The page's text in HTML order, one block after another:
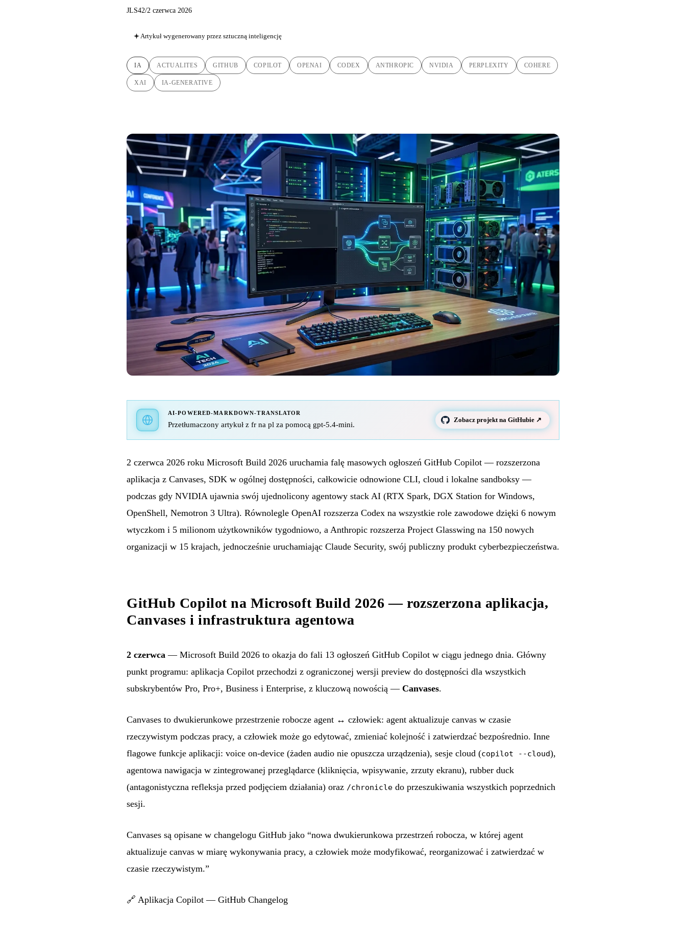
JLS42/2 czerwca 2026
Artykuł wygenerowany przez sztuczną inteligencję
IA ACTUALITES GITHUB COPILOT OPENAI CODEX ANTHROPIC NVIDIA PERPLEXITY COHERE
XAI IA-GENERATIVE
AI-POWERED-MARKDOWN-TRANSLATOR
Przetłumaczony artykuł z fr na pl za pomocą gpt-5.4-mini.
Zobacz projekt na GitHubie ↗
2 czerwca 2026 roku Microsoft Build 2026 uruchamia falę masowych ogłoszeń GitHub Copilot — rozszerzona
aplikacja z Canvases, SDK w ogólnej dostępności, całkowicie odnowione CLI, cloud i lokalne sandboksy —
podczas gdy NVIDIA ujawnia swój ujednolicony agentowy stack AI (RTX Spark, DGX Station for Windows,
OpenShell, Nemotron 3 Ultra). Równolegle OpenAI rozszerza Codex na wszystkie role zawodowe dzięki 6 nowym
wtyczkom i 5 milionom użytkowników tygodniowo, a Anthropic rozszerza Project Glasswing na 150 nowych
organizacji w 15 krajach, jednocześnie uruchamiając Claude Security, swój publiczny produkt cyberbezpieczeństwa.
GitHub Copilot na Microsoft Build 2026 — rozszerzona aplikacja,
Canvases i infrastruktura agentowa
2 czerwca — Microsoft Build 2026 to okazja do fali 13 ogłoszeń GitHub Copilot w ciągu jednego dnia. Główny
punkt programu: aplikacja Copilot przechodzi z ograniczonej wersji preview do dostępności dla wszystkich
subskrybentów Pro, Pro+, Business i Enterprise, z kluczową nowością — Canvases.
Canvases to dwukierunkowe przestrzenie robocze agent ↔ człowiek: agent aktualizuje canvas w czasie
rzeczywistym podczas pracy, a człowiek może go edytować, zmieniać kolejność i zatwierdzać bezpośrednio. Inne
flagowe funkcje aplikacji: voice on-device (żaden audio nie opuszcza urządzenia), sesje cloud (copilot --cloud),
agentowa nawigacja w zintegrowanej przeglądarce (kliknięcia, wpisywanie, zrzuty ekranu), rubber duck
(antagonistyczna refleksja przed podjęciem działania) oraz /chronicle do przeszukiwania wszystkich poprzednich
sesji.
Canvases są opisane w changelogu GitHub jako “nowa dwukierunkowa przestrzeń robocza, w której agent
aktualizuje canvas w miarę wykonywania pracy, a człowiek może modyfikować, reorganizować i zatwierdzać w
czasie rzeczywistym.”
🔗 Aplikacja Copilot — GitHub Changelog